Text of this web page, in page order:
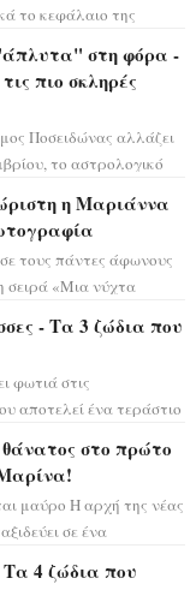
το κεφάλαιο της
στη φόρα -
πιο σκληρές
Ποσειδώνας αλλάζει
το αστρολογικό
η Μαριάννα
τους πάντες άφωνους
σειρά «Μια νύχτα
- Τα 3 ζώδια που
φωτιά στις
αποτελεί ένα τεράστιο
στο πρώτο
μαύρο Η αρχή της νέας
σε ένα
Τα 4 ζώδια που